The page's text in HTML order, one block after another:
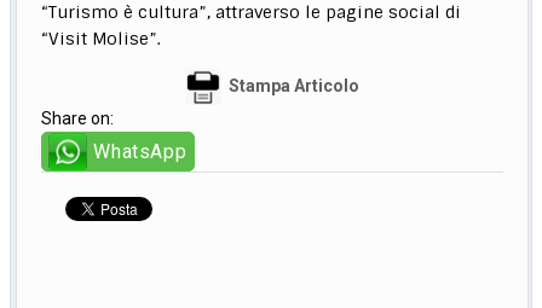
“Turismo è cultura”, attraverso le pagine social di
“Visit Molise”.
Stampa Articolo
Share on:
WhatsApp